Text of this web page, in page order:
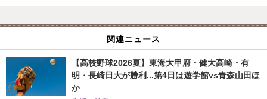
関連ニュース
【高校野球2026夏】東海大甲府・健大高崎・有
明・長崎日大が勝利...第4日は遊学館vs青森山田ほ
か